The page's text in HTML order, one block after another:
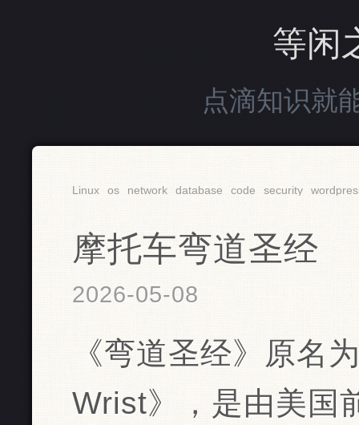
等闲
点滴知识就
Linux os network database code security
摩托车弯道圣经
2026-05-08
《弯道圣经》原名
Wrist》，是由‌美国